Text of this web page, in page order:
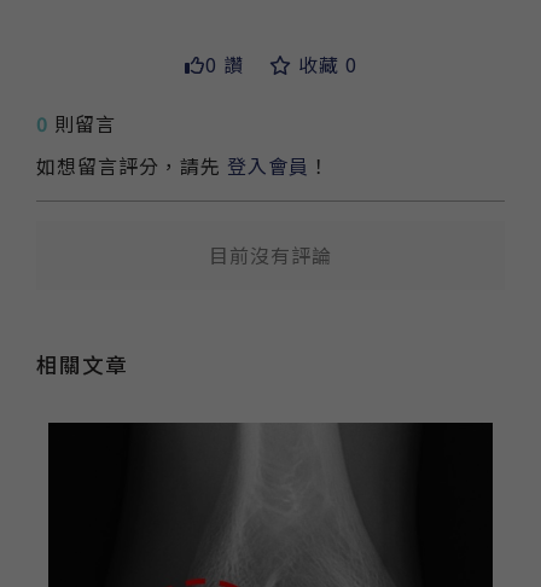
0 讚 收藏 0
0 則留言
如想留言評分，請先 登入會員 ！
目前沒有評論
相關文章